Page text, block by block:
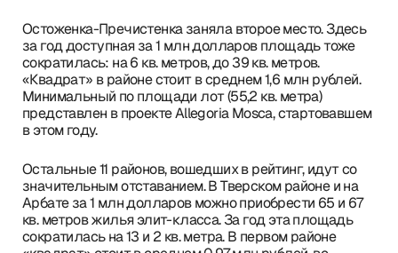
Остоженка-Пречистенка заняла второе место. Здесь
за год доступная за 1 млн долларов площадь тоже
сократилась: на 6 кв. метров, до 39 кв. метров.
«Квадрат» в районе стоит в среднем 1,6 млн рублей.
Минимальный по площади лот (55,2 кв. метра)
представлен в проекте Allegoria Mosca, стартовавшем
в этом году.
Остальные 11 районов, вошедших в рейтинг, идут со
значительным отставанием. В Тверском районе и на
Арбате за 1 млн долларов можно приобрести 65 и 67
кв. метров жилья элит-класса. За год эта площадь
сократилась на 13 и 2 кв. метра. В первом районе